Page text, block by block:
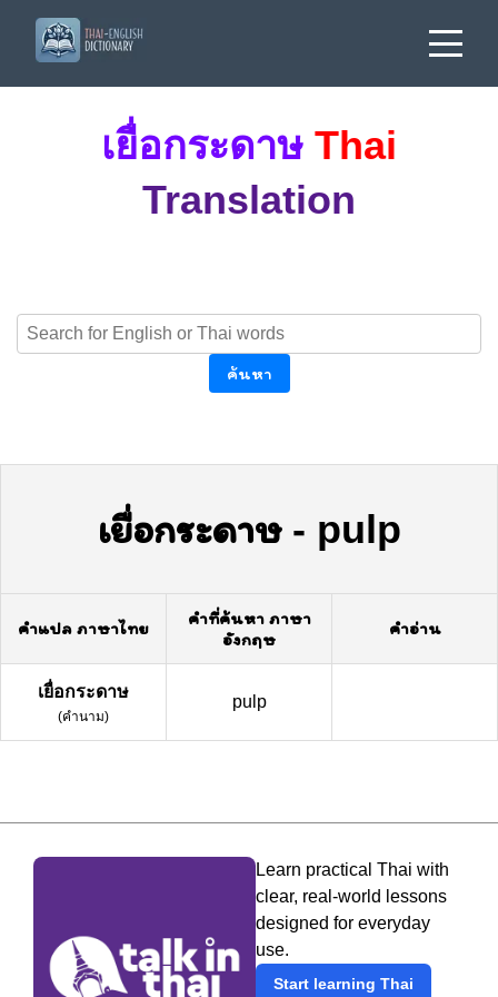
เยื่อกระดาษ Thai
Translation
ค้นหา
เยื่อกระดาษ- pulp
คำแปล ภาษาไทย
คำที่ค้นหา ภาษา
อังกฤษ
คำอ่าน
เยื่อกระดาษ
(คำนาม)
pulp
Learn practical Thai with
clear, real-world lessons
designed for everyday
use.
Start learning Thai